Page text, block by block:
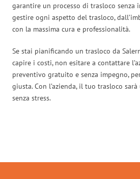
garantire un processo di trasloco senza
gestire ogni aspetto del trasloco,
con la massima cura e professionalità.
Se stai pianificando un trasloco da
capire i costi, non esitare a contattare
preventivo gratuito e senza impegno,
giusta. Con l’azienda, il tuo trasloco
senza stress.